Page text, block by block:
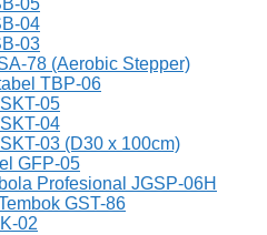
05
04
03
78 (Aerobic Stepper)
TBP-06
05
04
03 (D30 x 100cm)
GFP-05
Profesional JGSP-06H
GST-86
02